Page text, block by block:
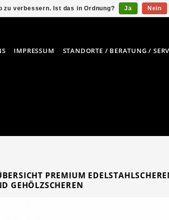
IMPRESSUM STANDORTE / BERATUNG /
PREMIUM
GEHÖLZSCHEREN
zu verbessern. Ist das in Ordnung? Ja Nein